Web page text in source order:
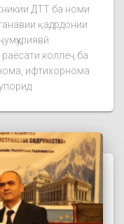
ДТТ ба номи
қадрдонии
коллеҷ ба
ифтихорнома